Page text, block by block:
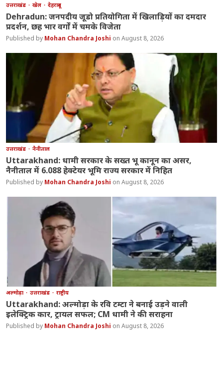
उत्तराखंड खेल देहरादून
Dehradun: जनपदीय जूडो प्रतियोगिता में खिलाड़ियों का दमदार
प्रदर्शन, छह भार वर्गों में चमके विजेता
Mohan Chandra Joshi August 8, 2026
उत्तराखंड नैनीताल
Uttarakhand: धामी सरकार के सख्त भू कानून का असर,
नैनीताल में 6.088 हेक्टेयर भूमि राज्य सरकार में निहित
Mohan Chandra Joshi August 8, 2026
अल्मोड़ा उत्तराखंड राष्ट्रीय
Uttarakhand: अल्मोड़ा के रवि टम्टा ने बनाई उड़ने वाली
इलेक्ट्रिक कार, ट्रायल सफल; CM धामी ने की सराहना
Mohan Chandra Joshi August 8, 2026